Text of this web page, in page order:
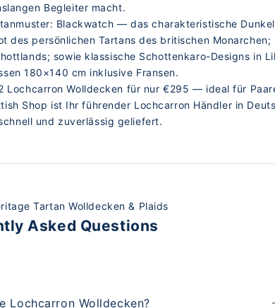
Begleiter macht.
Blackwatch — das charakteristische
des persönlichen Tartans des britischen
sowie klassische Schottenkaro-Designs in
180×140 cm inklusive Fransen.
Wolldecken für nur €295 — ideal für
Shop ist Ihr führender Lochcarron Händler in
und zuverlässig geliefert.
Tartan Wolldecken & Plaids
Asked Questions
Lochcarron Wolldecken?